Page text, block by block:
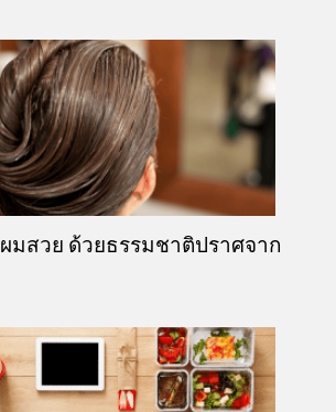
มสวย ด้วยธรรมชาติปราศจาก